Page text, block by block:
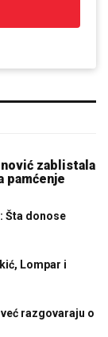
zablistala
pamćenje
Šta donose
Lompar i
razgovaraju o